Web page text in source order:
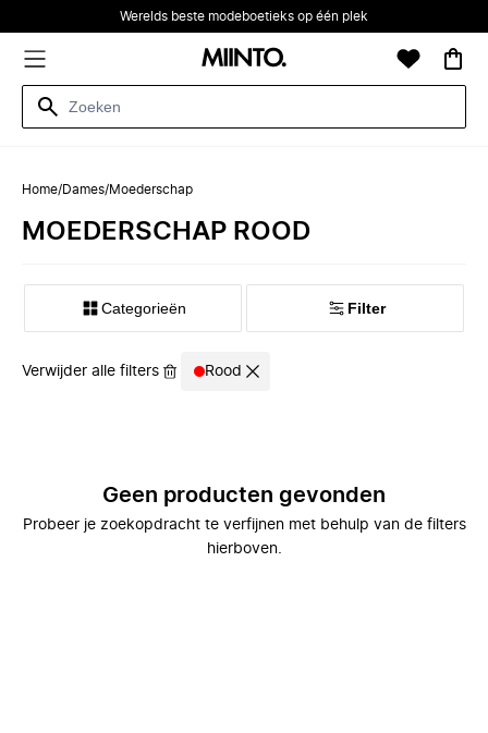
Werelds beste modeboetieks op één plek
Home/Dames/Moederschap
MOEDERSCHAP ROOD
Categorieën Filter
Verwijder alle filters Rood
Geen producten gevonden
Probeer je zoekopdracht te verfijnen met behulp van de filters
hierboven.